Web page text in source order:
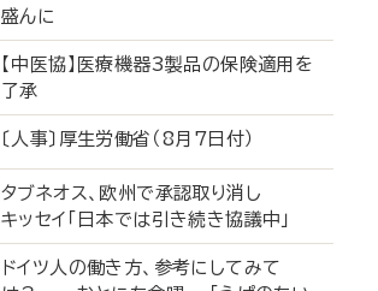
盛んに
【中医協】医療機器3製品の保険適用を
了承
〔人事〕厚生労働省（8月7日付）
タブネオス、欧州で承認取り消し
キッセイ「日本では引き続き協議中」
ドイツ人の働き方、参考にしてみて